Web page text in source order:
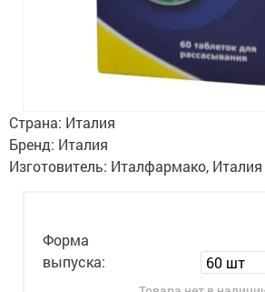
Мама и малыш
Уход за больными
Скидки и акции
Страна: Италия
Бренд: Италия
Изготовитель: Италфармако, Италия
Форма
выпуска:
60 шт